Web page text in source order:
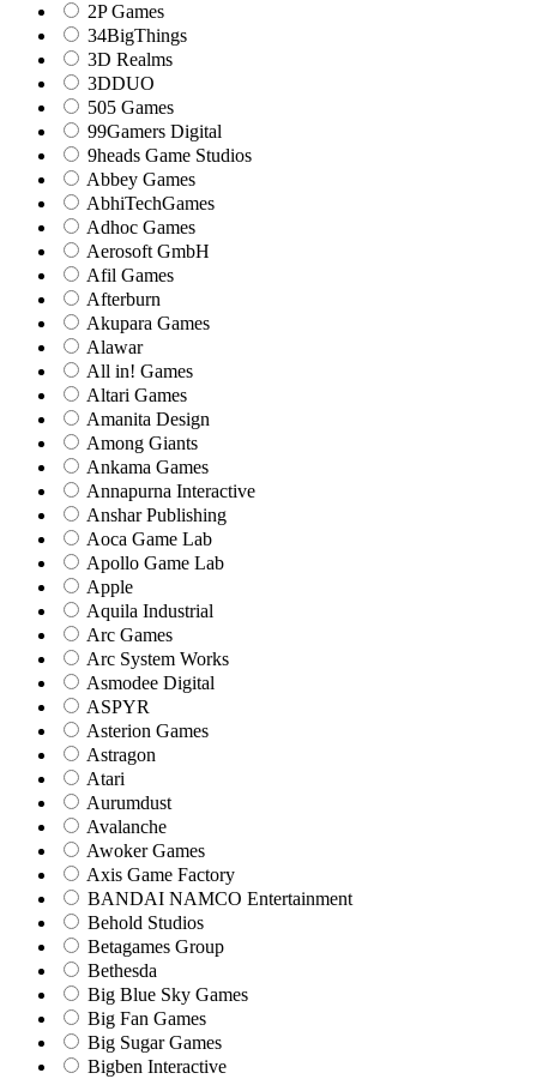
2P Games
34BigThings
3D Realms
3DDUO
505 Games
99Gamers Digital
9heads Game Studios
Abbey Games
AbhiTechGames
Adhoc Games
Aerosoft GmbH
Afil Games
Afterburn
Akupara Games
Alawar
All in! Games
Altari Games
Amanita Design
Among Giants
Ankama Games
Annapurna Interactive
Anshar Publishing
Aoca Game Lab
Apollo Game Lab
Apple
Aquila Industrial
Arc Games
Arc System Works
Asmodee Digital
ASPYR
Asterion Games
Astragon
Atari
Aurumdust
Avalanche
Awoker Games
Axis Game Factory
BANDAI NAMCO Entertainment
Behold Studios
Betagames Group
Bethesda
Big Blue Sky Games
Big Fan Games
Big Sugar Games
Bigben Interactive